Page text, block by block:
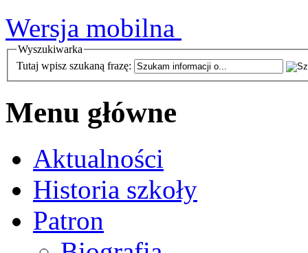
Wersja mobilna
Wyszukiwarka
Tutaj wpisz szukaną frazę:
Menu główne
Aktualności
Historia szkoły
Patron